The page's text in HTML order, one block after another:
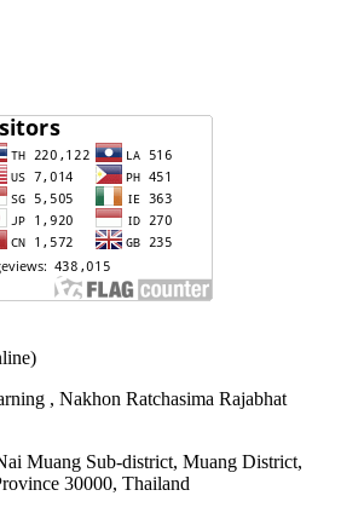
, Nakhon Ratchasima Rajabhat
Muang Sub-district, Muang District,
30000, Thailand